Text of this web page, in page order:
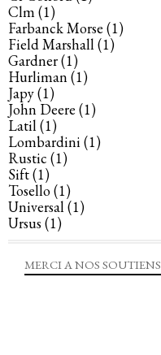
Clm(1)
Farbanck Morse (1)
Field Marshall(1)
Gardner(1)
Hurliman(1)
Japy(1)
John Deere (1)
Latil(1)
Lombardini(1)
Rustic (1)
Sift(1)
Tosello(1)
Universal(1)
Ursus (1)
MERCI A NOS SOUTIENS